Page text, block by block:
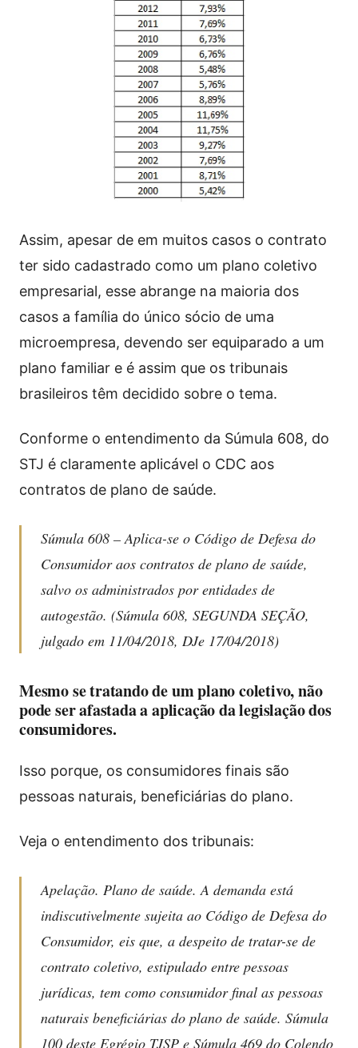
Assim, apesar de em muitos casos o contrato
ter sido cadastrado como um plano coletivo
empresarial, esse abrange na maioria dos
casos a família do único sócio de uma
microempresa, devendo ser equiparado a um
plano familiar e é assim que os tribunais
brasileiros têm decidido sobre o tema.
Conforme o entendimento da Súmula 608, do
STJ é claramente aplicável o CDC aos
contratos de plano de saúde.
Súmula 608 – Aplica-se o Código de Defesa do
Consumidor aos contratos de plano de saúde,
salvo os administrados por entidades de
autogestão. (Súmula 608, SEGUNDA SEÇÃO,
julgado em 11/04/2018, DJe 17/04/2018)
Mesmo se tratando de um plano coletivo, não
pode ser afastada a aplicação da legislação dos
consumidores.
Isso porque, os consumidores finais são
pessoas naturais, beneficiárias do plano.
Veja o entendimento dos tribunais:
Apelação. Plano de saúde. A demanda está
indiscutivelmente sujeita ao Código de Defesa do
Consumidor, eis que, a despeito de tratar-se de
contrato coletivo, estipulado entre pessoas
jurídicas, tem como consumidor final as pessoas
naturais beneficiárias do plano de saúde. Súmula
100 deste Egrégio TJSP e Súmula 469 do Colendo